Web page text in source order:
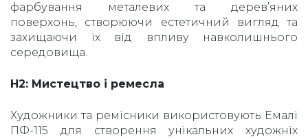
фарбування металевих та дерев’яних
поверхонь, створюючи естетичний вигляд та
захищаючи їх від впливу навколишнього
середовища.
H2: Мистецтво і ремесла
Художники та ремісники використовують Емалі
ПФ-115 для створення унікальних художніх